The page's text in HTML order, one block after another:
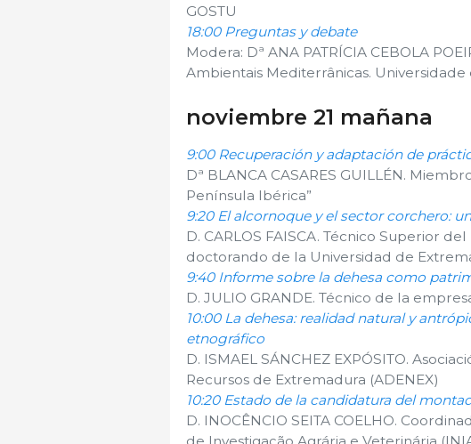
GOSTU
18:00 Preguntas y debate
Modera: Dª ANA PATRÍCIA CEBOLA
Ambientais Mediterrânicas. Universidade
noviembre 21 mañana
9:00 Recuperación y adaptación de
Dª BLANCA CASARES GUILLÉN.
Península Ibérica”
9:20 El alcornoque y el sector corchero:
D. CARLOS FAISCA. Técnico Superior
doctorando de la Universidad de
9:40 Informe sobre la dehesa como
D. JULIO GRANDE. Técnico de la
10:00 La dehesa: realidad natural y
etnográfico
D. ISMAEL SÁNCHEZ EXPÓSITO.
Recursos de Extremadura (ADENEX)
10:20 Estado de la candidatura del
D. INOCÊNCIO SEITA COELHO.